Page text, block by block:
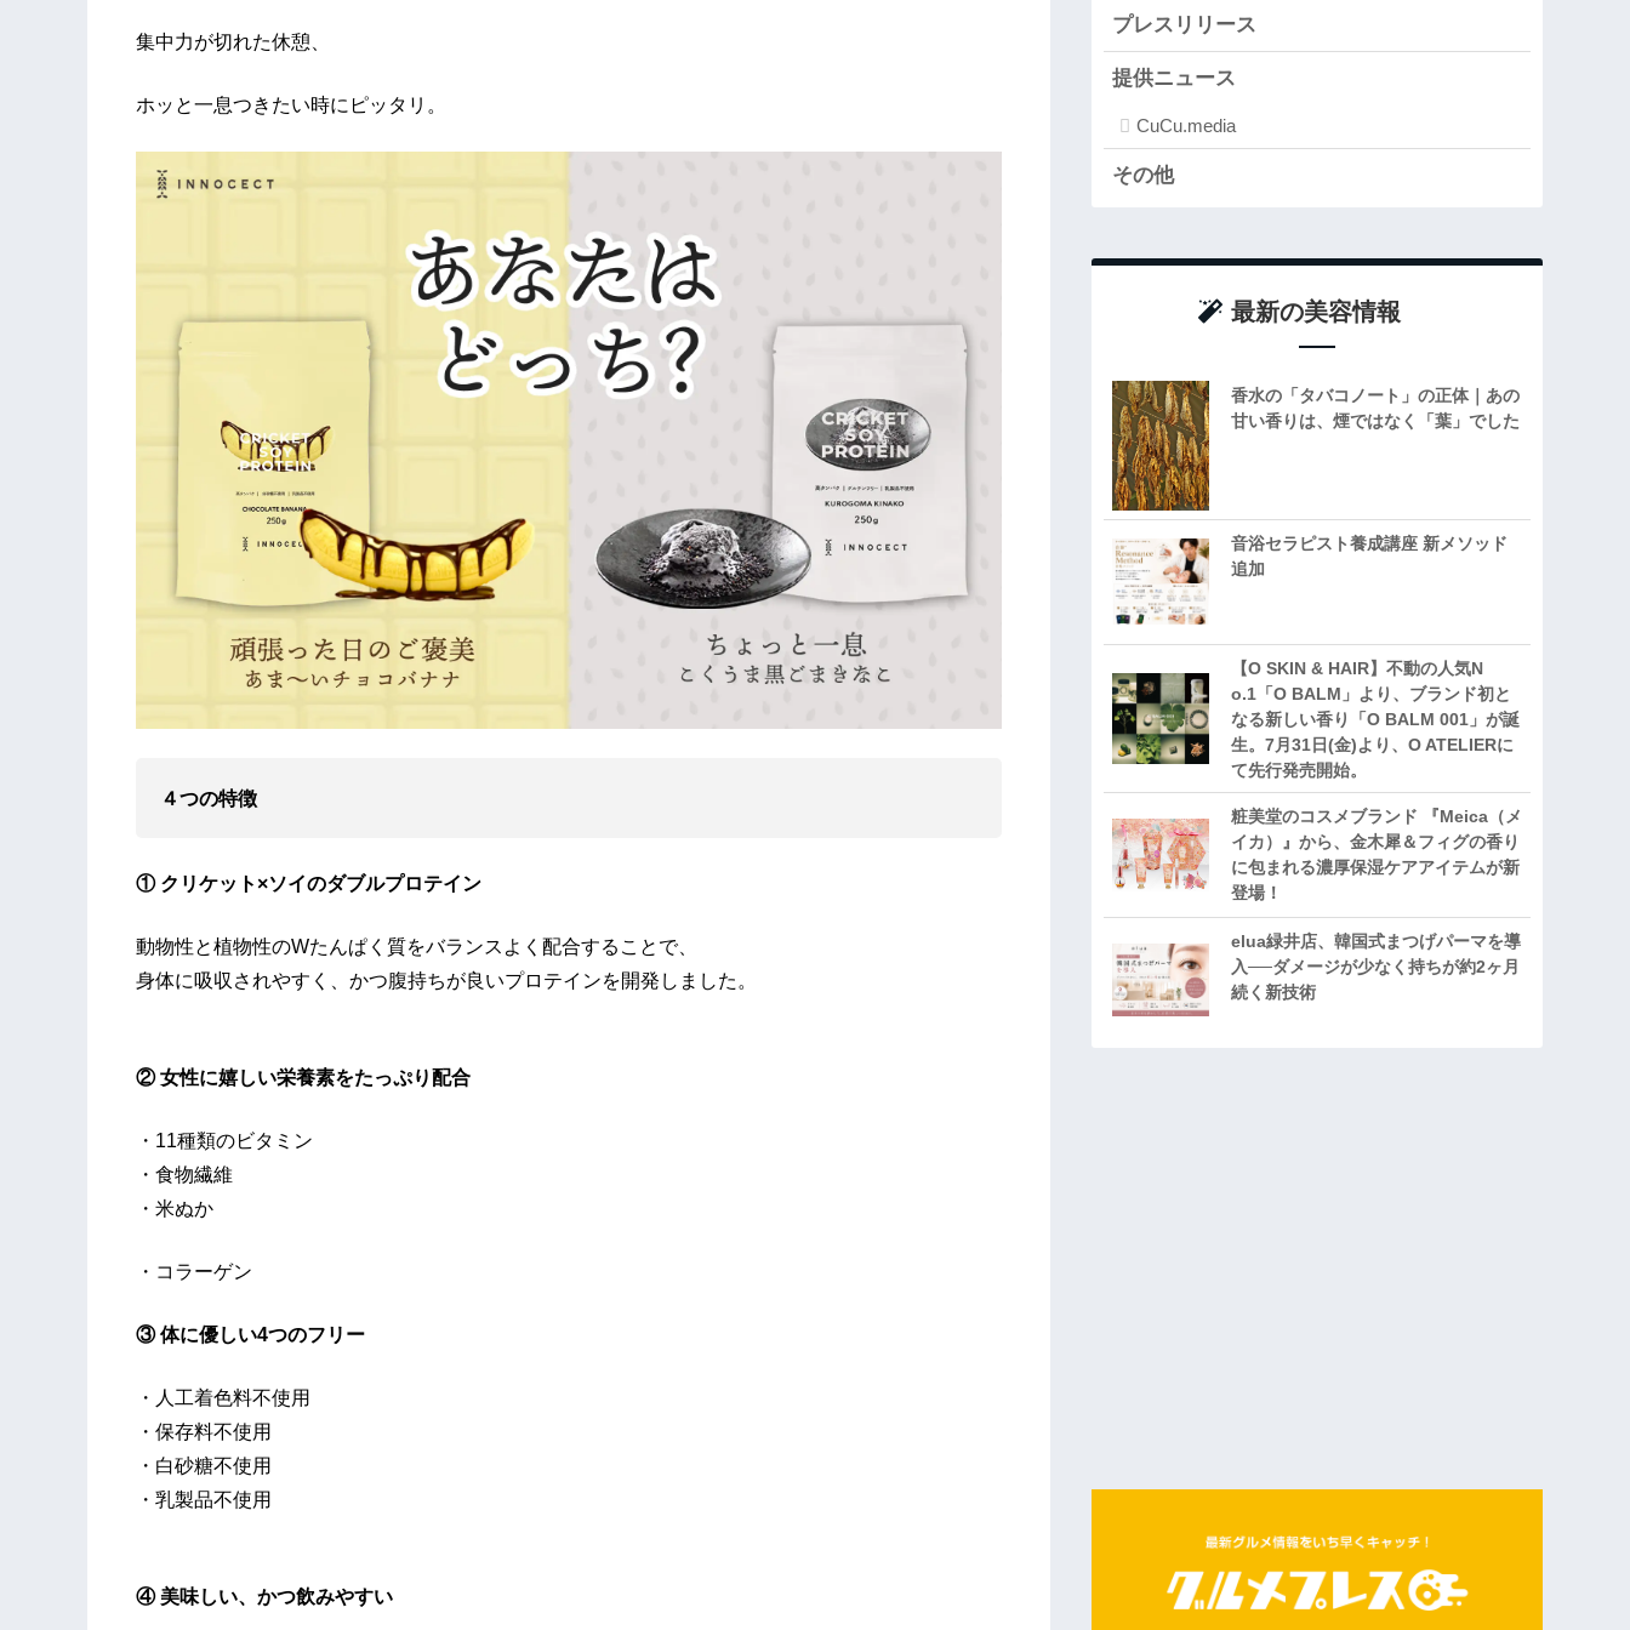
集中力が切れた休憩、
ホッと一息つきたい時にピッタリ。
４つの特徴
① クリケット×ソイのダブルプロテイン
動物性と植物性のWたんぱく質をバランスよく配合することで、
身体に吸収されやすく、かつ腹持ちが良いプロテインを開発しました。
② 女性に嬉しい栄養素をたっぷり配合
・11種類のビタミン
・食物繊維
・米ぬか
・コラーゲン
③ 体に優しい4つのフリー
・人工着色料不使用
・保存料不使用
・白砂糖不使用
・乳製品不使用
④ 美味しい、かつ飲みやすい
プレスリリース
提供ニュース
CuCu.media
その他
最新の美容情報
香水の「タバコノート」の正体｜あの
甘い香りは、煙ではなく「葉」でした
音浴セラピスト養成講座 新メソッド
追加
【O SKIN & HAIR】不動の人気N
o.1「O BALM」より、ブランド初と
なる新しい香り「O BALM 001」が誕
生。7月31日(金)より、O ATELIERに
て先行発売開始。
粧美堂のコスメブランド 『Meica（メ
イカ）』から、金木犀＆フィグの香り
に包まれる濃厚保湿ケアアイテムが新
登場！
elua緑井店、韓国式まつげパーマを導
入──ダメージが少なく持ちが約2ヶ月
続く新技術